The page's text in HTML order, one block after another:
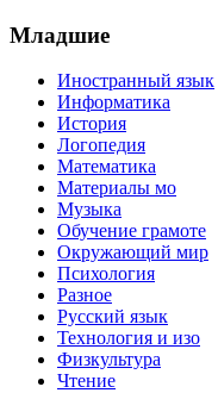
Младшие
Иностранный язык
Информатика
История
Логопедия
Математика
Материалы мо
Музыка
Обучение грамоте
Окружающий мир
Психология
Разное
Русский язык
Технология и изо
Физкультура
Чтение